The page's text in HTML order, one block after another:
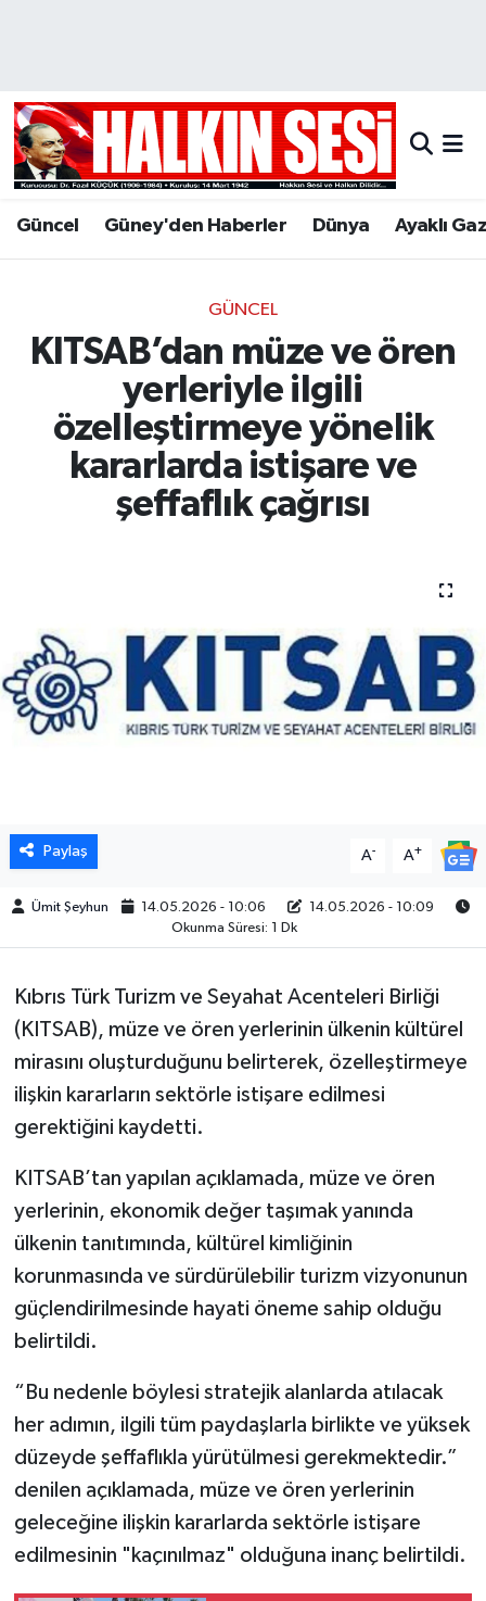
Güncel Güney'den Haberler Dünya Ayaklı
GÜNCEL
KITSAB’dan müze ve ören
yerleriyle ilgili
özelleştirmeye yönelik
kararlarda istişare ve
şeffaflık çağrısı
Paylaş A- A+
Ümit Şeyhun 14.05.2026 - 10:06
14.05.2026 - 10:09
Okunma Süresi: 1 Dk
Kıbrıs Türk Turizm ve Seyahat Acenteleri Birliği
(KITSAB), müze ve ören yerlerinin ülkenin kültürel
mirasını oluşturduğunu belirterek, özelleştirmeye
ilişkin kararların sektörle istişare edilmesi
gerektiğini kaydetti.
KITSAB’tan yapılan açıklamada, müze ve ören
yerlerinin, ekonomik değer taşımak yanında
ülkenin tanıtımında, kültürel kimliğinin
korunmasında ve sürdürülebilir turizm vizyonunun
güçlendirilmesinde hayati öneme sahip olduğu
belirtildi.
“Bu nedenle böylesi stratejik alanlarda atılacak
her adımın, ilgili tüm paydaşlarla birlikte ve yüksek
düzeyde şeffaflıkla yürütülmesi gerekmektedir.”
denilen açıklamada, müze ve ören yerlerinin
geleceğine ilişkin kararlarda sektörle istişare
edilmesinin "kaçınılmaz" olduğuna inanç belirtildi.
Hava Durumu
Trafik Durumu
Son Dakika Haberleri
Haber Arşivi